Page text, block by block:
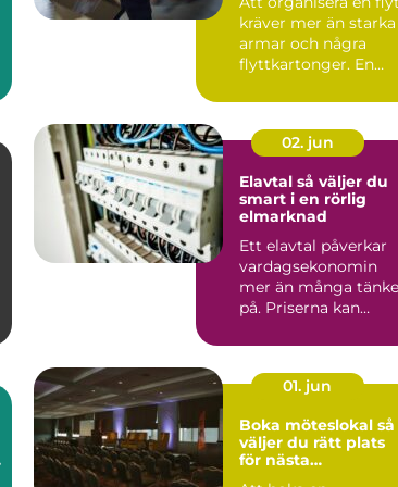
kräver mer än starka
armar och några
flyttkartonger. En
spar...
02. jun
Elavtal så väljer du
smart i en rörlig
elmarknad
Ett elavtal påverkar
vardagsekonomin
mer än många
på. Priserna kan
vintrarna b...
01. jun
Boka möteslokal så
väljer du rätt plats
för nästa